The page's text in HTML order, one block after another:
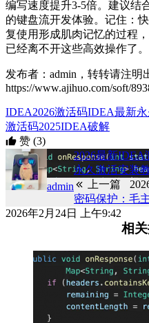
编写速度提升3-5倍。建议结
的键盘流开发体验。记住：
复使用形成肌肉记忆的过程
已经离不开这些高效操作了。
发布者：admin，转转请注明
https://www.ajihuo.com/soft/
IDEA2026激活码IDEA最新
激活码2025IDEA破解
赞 (3)
admin
2026最新
永久激活安装
上一篇
密码保护：毛
2026年2月24日 上午9:42
相